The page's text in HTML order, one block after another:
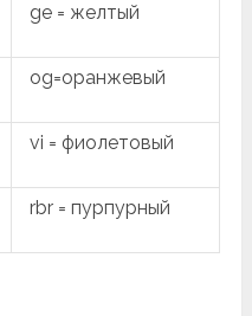
ge = желтый
og=оранжевый
vi = фиолетовый
rbr = пурпурный